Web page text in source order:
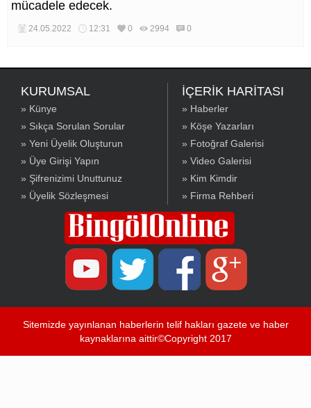
mücadele edecek.
24.05.2022 12:31 0 2994 0
KURUMSAL
» Künye
» Sıkça Sorulan Sorular
» Yeni Üyelik Oluşturun
» Üye Girişi Yapın
» Şifrenizimi Unuttunuz
» Üyelik Sözleşmesi
İÇERİK HARİTASI
» Haberler
» Köşe Yazarları
» Fotoğraf Galerisi
» Video Galerisi
» Kim Kimdir
» Firma Rehberi
Sitemizde yayınlanan haberlerin telif hakları gazete ve haber
kaynaklarına aittir©Copyright 2017